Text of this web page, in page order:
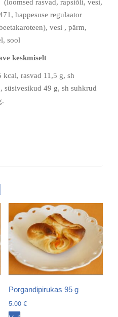
rasvad, rapsiõli, vesi,
happesuse regulaator
vesi , pärm,
sool
keskmiselt
kcal, rasvad 11,5 g, sh
süsivesikud 49 g, sh suhkrud
Porgandipirukas 95 g
5.00 €